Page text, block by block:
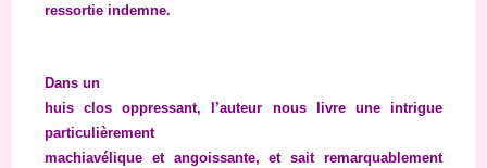
ressortie indemne.
Dans un
huis clos oppressant, l’auteur nous livre une intrigue
particulièrement
machiavélique et angoissante, et sait remarquablement